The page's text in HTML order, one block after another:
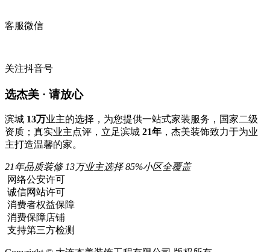
客服微信
关注抖音号
选杰美 · 请放心
滨城 13万业主的选择，为您提供一站式家装服务，国家二级
资质；真实业主点评，立足滨城 21年 ，杰美装饰致力于为业
主打造温馨的家。
21年品质装修 13万业主选择 85%小区全覆盖
网络公安许可
诚信网站许可
消费者权益保障
消费保障店铺
支持第三方检测